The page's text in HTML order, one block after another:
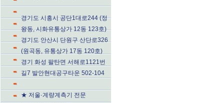
경기도 시흥시 공단1대로244 (정
왕동, 시화유통상가 12동 123호)
경기도 안산시 단원구 산단로326
(원곡동, 유통상가 17동 120호)
경기 화성 팔탄면 서해로1121번
길7 발안현대공구타운 502-104
★ 저울·계량계측기 전문